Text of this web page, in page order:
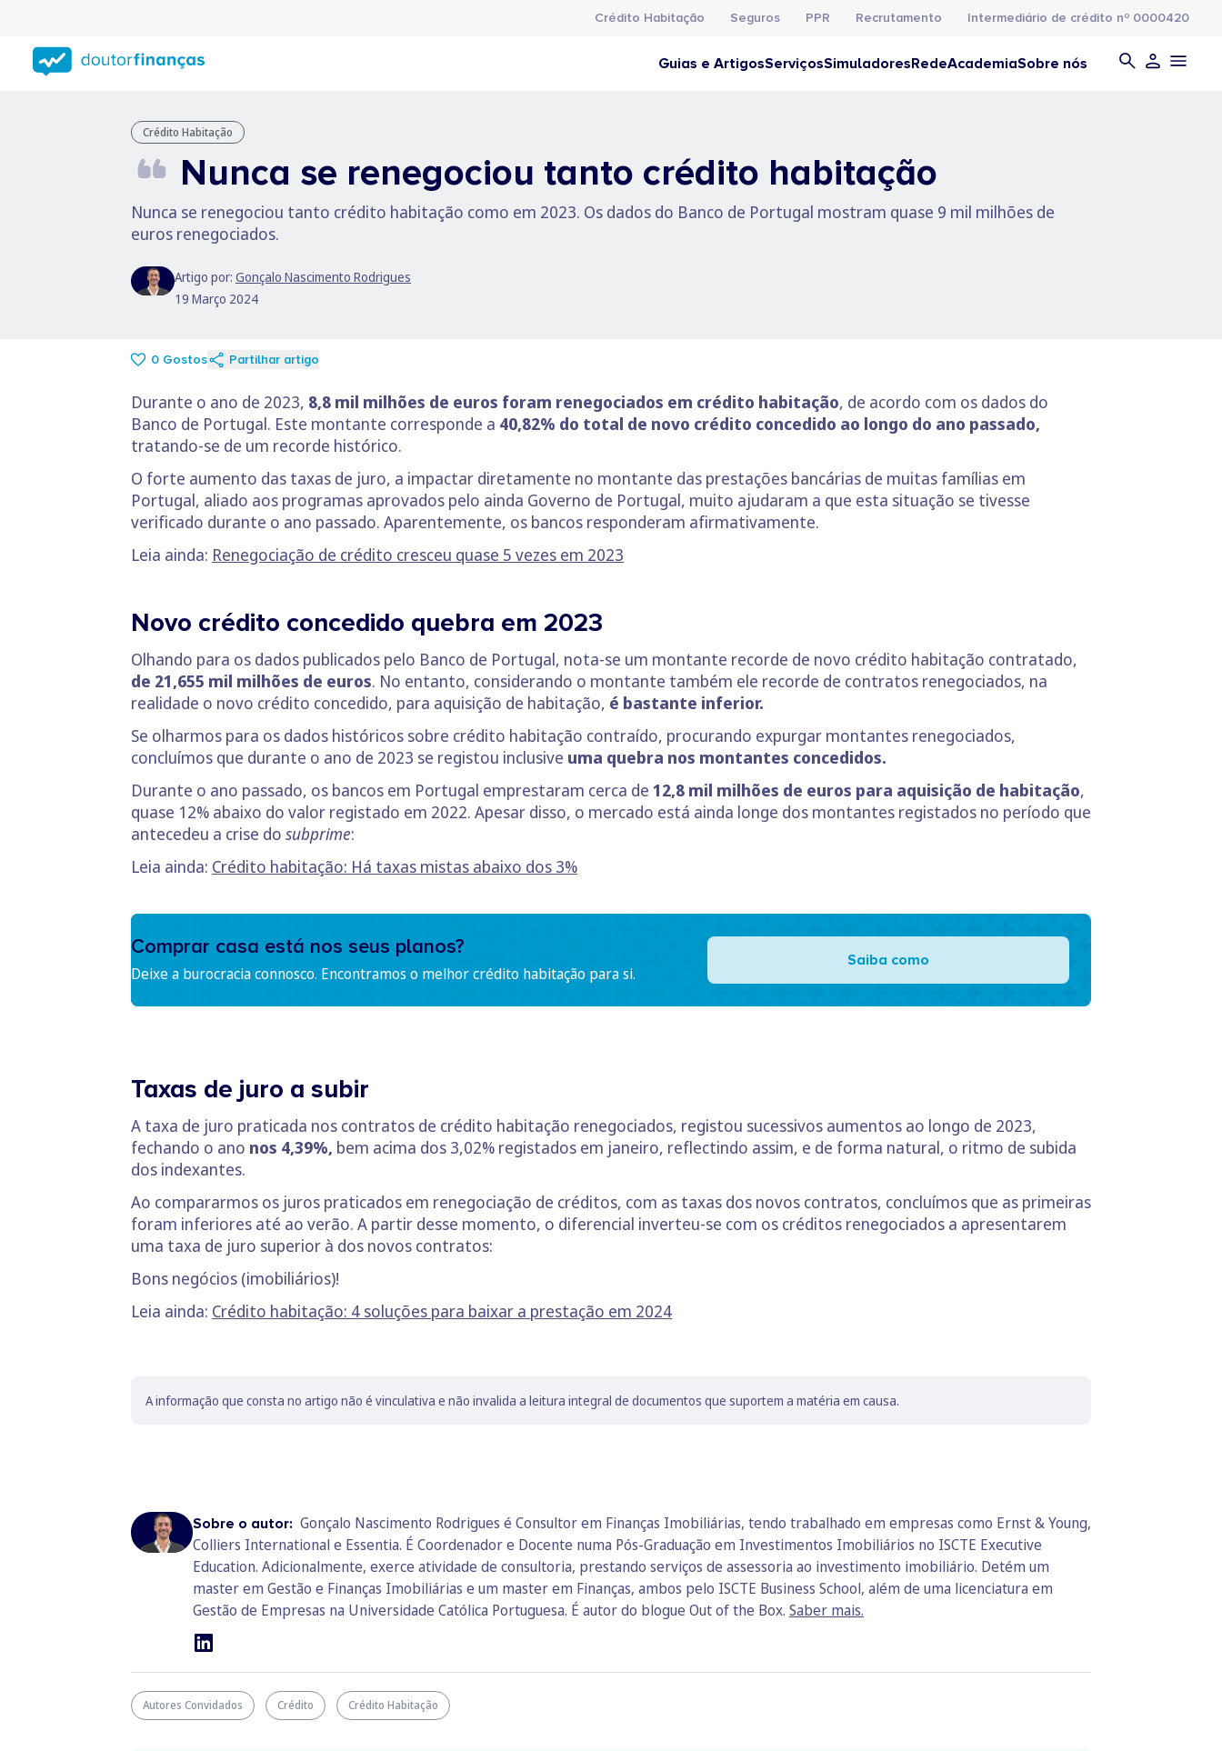
conteúdo
principal
Crédito Habitação Seguros PPR Recrutamento Intermediário de crédito nº 0000420
Guias e ArtigosServiçosSimuladoresRedeAcademiaSobre nós
Crédito Habitação
Nunca se renegociou tanto crédito habitação
Nunca se renegociou tanto crédito habitação como em 2023. Os dados do Banco de Portugal mostram quase 9 mil milhões de
euros renegociados.
Artigo por: Gonçalo Nascimento Rodrigues
19 Março 2024
0 Gostos Partilhar artigo
Durante o ano de 2023, 8,8 mil milhões de euros foram renegociados em crédito habitação, de acordo com os dados do
Banco de Portugal. Este montante corresponde a 40,82% do total de novo crédito concedido ao longo do ano passado,
tratando-se de um recorde histórico.
O forte aumento das taxas de juro, a impactar diretamente no montante das prestações bancárias de muitas famílias em
Portugal, aliado aos programas aprovados pelo ainda Governo de Portugal, muito ajudaram a que esta situação se tivesse
verificado durante o ano passado. Aparentemente, os bancos responderam afirmativamente.
Leia ainda: Renegociação de crédito cresceu quase 5 vezes em 2023
Novo crédito concedido quebra em 2023
Olhando para os dados publicados pelo Banco de Portugal, nota-se um montante recorde de novo crédito habitação contratado,
de 21,655 mil milhões de euros. No entanto, considerando o montante também ele recorde de contratos renegociados, na
realidade o novo crédito concedido, para aquisição de habitação, é bastante inferior.
Se olharmos para os dados históricos sobre crédito habitação contraído, procurando expurgar montantes renegociados,
concluímos que durante o ano de 2023 se registou inclusive uma quebra nos montantes concedidos.
Durante o ano passado, os bancos em Portugal emprestaram cerca de 12,8 mil milhões de euros para aquisição de habitação,
quase 12% abaixo do valor registado em 2022. Apesar disso, o mercado está ainda longe dos montantes registados no período que
antecedeu a crise do subprime:
Leia ainda: Crédito habitação: Há taxas mistas abaixo dos 3%
Comprar casa está nos seus planos?
Deixe a burocracia connosco. Encontramos o melhor crédito habitação para si.
Saiba como
Taxas de juro a subir
A taxa de juro praticada nos contratos de crédito habitação renegociados, registou sucessivos aumentos ao longo de 2023,
fechando o ano nos 4,39%, bem acima dos 3,02% registados em janeiro, reflectindo assim, e de forma natural, o ritmo de subida
dos indexantes.
Ao compararmos os juros praticados em renegociação de créditos, com as taxas dos novos contratos, concluímos que as primeiras
foram inferiores até ao verão. A partir desse momento, o diferencial inverteu-se com os créditos renegociados a apresentarem
uma taxa de juro superior à dos novos contratos:
Bons negócios (imobiliários)!
Leia ainda: Crédito habitação: 4 soluções para baixar a prestação em 2024
A informação que consta no artigo não é vinculativa e não invalida a leitura integral de documentos que suportem a matéria em causa.
Sobre o autor: Gonçalo Nascimento Rodrigues é Consultor em Finanças Imobiliárias, tendo trabalhado em empresas como Ernst & Young,
Colliers International e Essentia. É Coordenador e Docente numa Pós-Graduação em Investimentos Imobiliários no ISCTE Executive
Education. Adicionalmente, exerce atividade de consultoria, prestando serviços de assessoria ao investimento imobiliário. Detém um
master em Gestão e Finanças Imobiliárias e um master em Finanças, ambos pelo ISCTE Business School, além de uma licenciatura em
Gestão de Empresas na Universidade Católica Portuguesa. É autor do blogue Out of the Box. Saber mais.
Autores Convidados Crédito Crédito Habitação